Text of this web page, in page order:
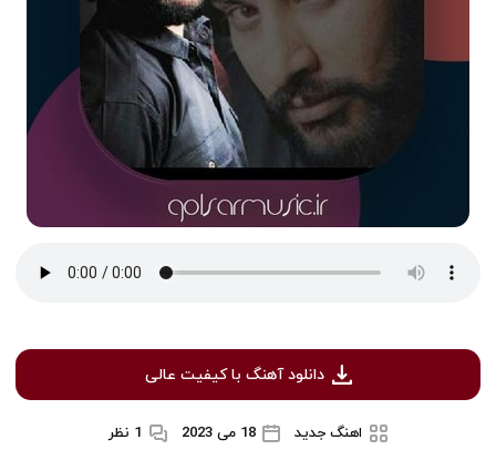
دانلود آهنگ با کیفیت عالی
اهنگ جدید 18 می 2023 1 نظر